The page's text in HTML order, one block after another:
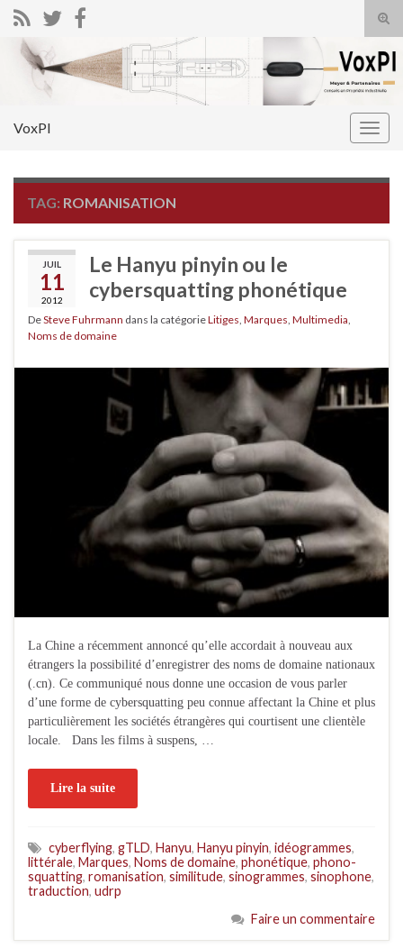
Search for:
VoxPI
TAG: ROMANISATION
JUIL
11
2012
Le Hanyu pinyin ou le
cybersquatting phonétique
DeSteve Fuhrmann dans la catégorieLitiges Marques Multimedia
Noms de domaine
La Chine a récemment annoncé qu’elle accordait à nouveau aux
étrangers la possibilité d’enregistrer des noms de domaine nationaux
(.cn). Ce communiqué nous donne une occasion de vous parler
d’une forme de cybersquatting peu connue affectant la Chine et plus
particulièrement les sociétés étrangères qui courtisent une clientèle
locale. Dans les films à suspens, …
Lire la suite
cyberflying, gTLD, Hanyu, Hanyu pinyin, idéogrammes,
littérale, Marques, Noms de domaine, phonétique, phono-
squatting, romanisation, similitude, sinogrammes, sinophone,
traduction, udrp
Faire un commentaire